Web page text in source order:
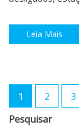
Leia Mais
de
1 2 3
Pesquisar